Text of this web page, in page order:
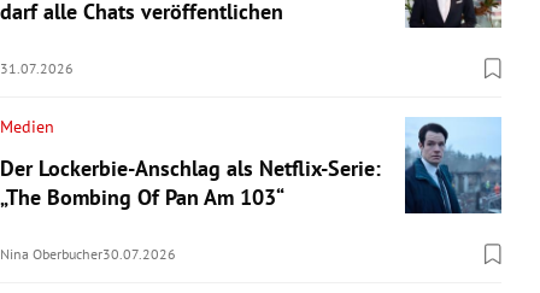
darf alle Chats veröffentlichen
31.07.2026
Medien
Der Lockerbie-Anschlag als Netflix-Serie:
„The Bombing Of Pan Am 103“
Nina Oberbucher30.07.2026